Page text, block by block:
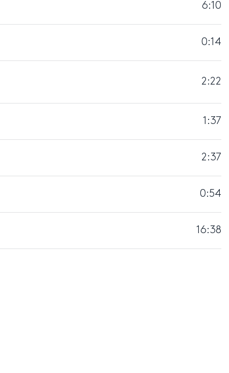
6:10
0:14
2:22
1:37
2:37
0:54
16:38